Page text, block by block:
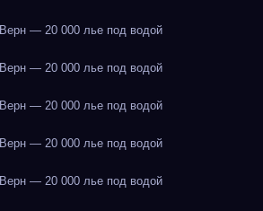
— 20 000 лье под водой
— 20 000 лье под водой
— 20 000 лье под водой
— 20 000 лье под водой
— 20 000 лье под водой